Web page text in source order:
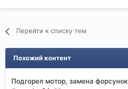
Перейти к списку тем
Похожий контент
Подгорел мотор, замена форсунок